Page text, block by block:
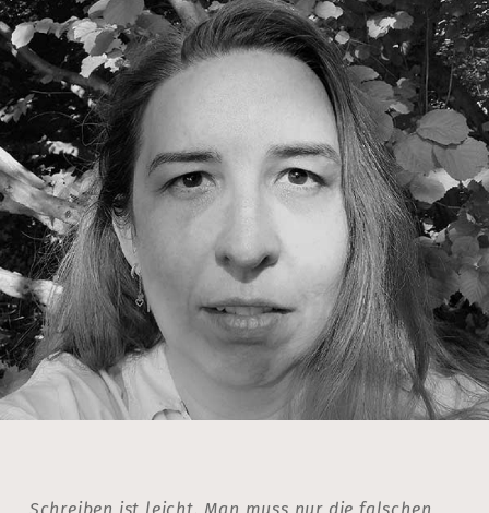
„Schreiben ist leicht. Man muss nur die falschen